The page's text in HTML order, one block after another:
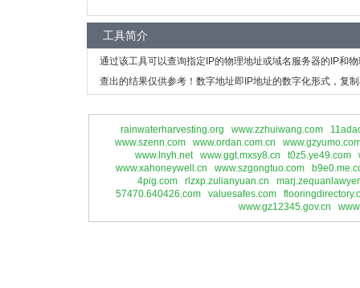
工具简介
通过该工具可以查询指定IP的物理地址或域名服务器的IP和
查出的结果仅供参考！数字地址即IP地址的数字化形式，复
rainwaterharvesting.org www.zzhuiwang.com
www.szenn.com
www.ordan.com.cn
www.lnyh.net
www.ggt.mxsy8.cn t0z5.ye49.com
www.xahoneywell.cn
www.szgongtuo.com
4pig.com
rlzxp.zulianyuan.cn
57470.640426.com
valuesafes.com
www.gz12345.gov.cn